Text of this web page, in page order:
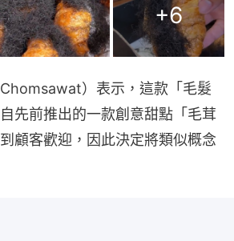
+6
）表示，這款「毛髮
先前推出的一款創意甜點「毛茸
顧客歡迎，因此決定將類似概念